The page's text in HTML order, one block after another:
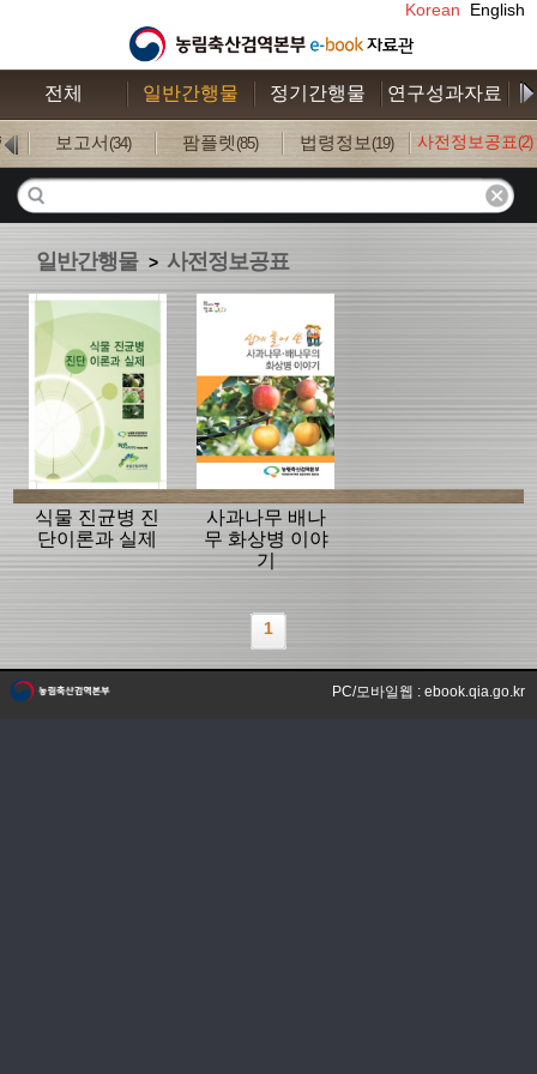
Korean English
전체 일반간행물 정기간행물 연구성과자료
보고서(34) 팜플렛(85) 법령정보(19) 사전정보공표(2)
일반간행물 > 사전정보공표
식물 진균병 진
단이론과 실제
사과나무 배나
무 화상병 이야
기
1
PC/모바일웹 : ebook.qia.go.kr